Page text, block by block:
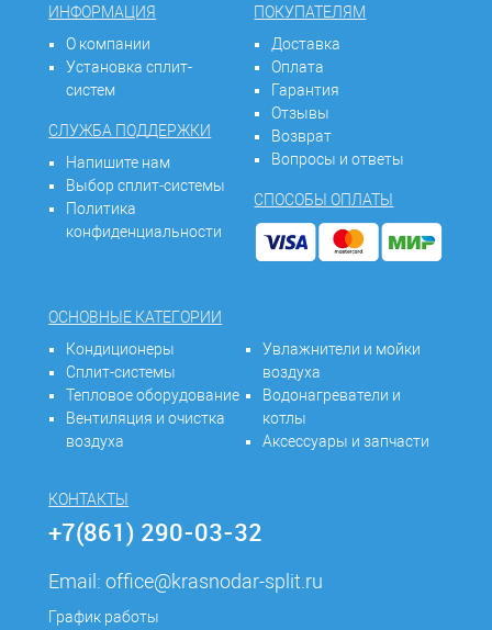
ИНФОРМАЦИЯ
О компании
Установка сплит-
систем
СЛУЖБА ПОДДЕРЖКИ
Напишите нам
Выбор сплит-системы
Политика
конфиденциальности
ПОКУПАТЕЛЯМ
Доставка
Оплата
Гарантия
Отзывы
Возврат
Вопросы и ответы
СПОСОБЫ ОПЛАТЫ
ОСНОВНЫЕ КАТЕГОРИИ
Кондиционеры
Сплит-системы
Тепловое оборудование
Вентиляция и очистка
воздуха
Увлажнители и мойки
воздуха
Водонагреватели и
котлы
Аксессуары и запчасти
КОНТАКТЫ
+7(861) 290-03-32
Email:office@krasnodar-split.ru
График работы